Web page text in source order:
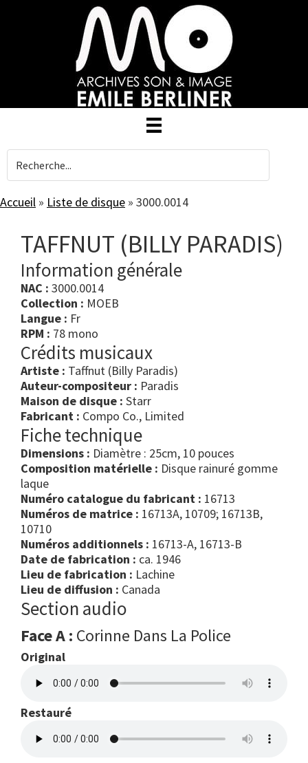
Accueil » Liste de disque » 3000.0014
TAFFNUT (BILLY PARADIS)
Information générale
NAC : 3000.0014
Collection : MOEB
Langue : Fr
RPM : 78 mono
Crédits musicaux
Artiste : Taffnut (Billy Paradis)
Auteur-compositeur : Paradis
Maison de disque : Starr
Fabricant : Compo Co., Limited
Fiche technique
Dimensions : Diamètre : 25cm, 10 pouces
Composition matérielle : Disque rainuré gomme
laque
Numéro catalogue du fabricant : 16713
Numéros de matrice : 16713A, 10709; 16713B,
10710
Numéros additionnels : 16713-A, 16713-B
Date de fabrication : ca. 1946
Lieu de fabrication : Lachine
Lieu de diffusion : Canada
Section audio
Face A : Corinne Dans La Police
Original
Restauré